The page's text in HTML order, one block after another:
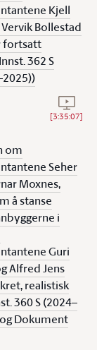
Kjell
Bollestad
fortsatt
362 S
Se
[3:35:07]
om
Seher
Moxnes,
å stanse
i
Guri
Alfred Jens
realistisk
360 S (2024–
Dokument